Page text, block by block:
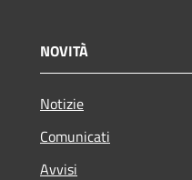
NOVITÀ
Notizie
Comunicati
Avvisi